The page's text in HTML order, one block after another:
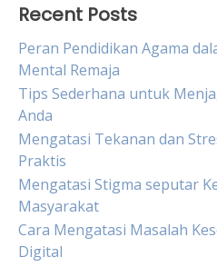
Recent Posts
Peran Pendidikan Agama
Mental Remaja
Tips Sederhana untuk
Anda
Mengatasi Tekanan dan
Praktis
Mengatasi Stigma seputar
Masyarakat
Cara Mengatasi Masalah
Digital